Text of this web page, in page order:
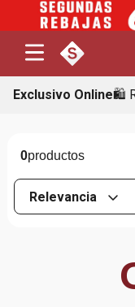
Exclusivo Online🛍️
0
Relevancia